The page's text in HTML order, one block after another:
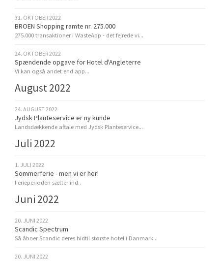
31. OKTOBER 2022
BROEN Shopping ramte nr. 275.000
275.000 transaktioner i WasteApp - det fejrede vi...
24. OKTOBER 2022
Spændende opgave for Hotel d'Angleterre
Vi kan også andet end app...
August 2022
24. AUGUST 2022
Jydsk Planteservice er ny kunde
Landsdækkende aftale med Jydsk Planteservice...
Juli 2022
1. JULI 2022
Sommerferie - men vi er her!
Ferieperioden sætter ind..
Juni 2022
20. JUNI 2022
Scandic Spectrum
Så åbner Scandic deres hidtil største hotel i Danmark...
20. JUNI 2022